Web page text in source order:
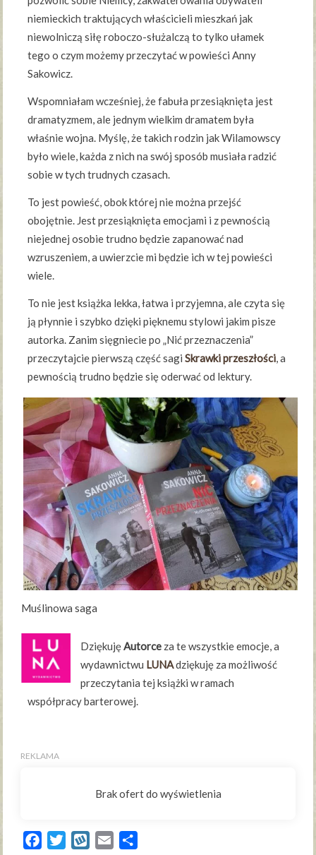
niemieckich traktujących właścicieli mieszkań jak
niewolniczą siłę roboczo-służalczą to tylko ułamek
tego o czym możemy przeczytać w powieści Anny
Sakowicz.
Wspomniałam wcześniej, że fabuła przesiąknięta jest
dramatyzmem, ale jednym wielkim dramatem była
właśnie wojna. Myślę, że takich rodzin jak Wilamowscy
było wiele, każda z nich na swój sposób musiała radzić
sobie w tych trudnych czasach.
To jest powieść, obok której nie można przejść
obojętnie. Jest przesiąknięta emocjami i z pewnością
niejednej osobie trudno będzie zapanować nad
wzruszeniem, a uwierzcie mi będzie ich w tej powieści
wiele.
To nie jest książka lekka, łatwa i przyjemna, ale czyta się
ją płynnie i szybko dzięki pięknemu stylowi jakim pisze
autorka. Zanim sięgniecie po „Nić przeznaczenia”
przeczytajcie pierwszą część sagiSkrawki przeszłości, a
pewnością trudno będzie się oderwać od lektury.
Muślinowa saga
Dziękuję Autorce za te wszystkie emocje, a
wydawnictwu LUNAdziękuję za możliwość
przeczytania tej książki w ramach
współpracy barterowej.
FacebookTwitterWykopEmail